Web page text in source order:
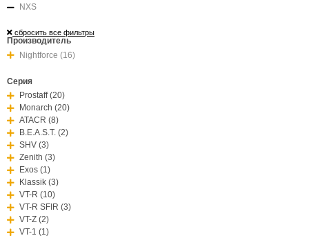
NXS
сбросить все фильтры
Производитель
Nightforce (16)
Серия
Prostaff (20)
Monarch (20)
ATACR (8)
B.E.A.S.T. (2)
SHV (3)
Zenith (3)
Exos (1)
Klassik (3)
VT-R (10)
VT-R SFIR (3)
VT-Z (2)
VT-1 (1)